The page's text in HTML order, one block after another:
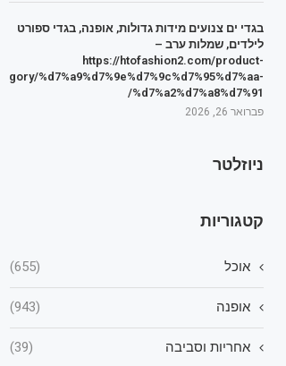
בגדי ים צנועים מידות גדולות, אופנה, בגדי ספורט
לילדים, שמלות ערב –
https://htofashion2.com/product-
%d7%a9%d7%9e%d7%9c%d7%95%d7%aa-
%d7%a2%d7%a8%d7%91/
פברואר 26, 2026
ניוזלטר
קטגוריות
אוכל (655)
אופנה (943)
אחריות וסביבה (39)